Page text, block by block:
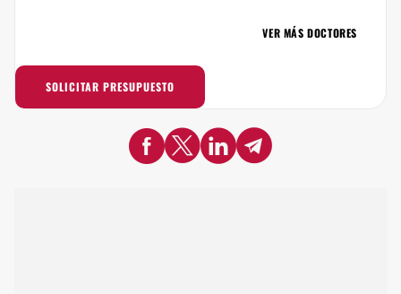
VER MÁS DOCTORES
SOLICITAR PRESUPUESTO